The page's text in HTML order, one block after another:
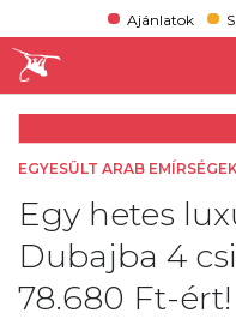
Ajánlatok
EGYESÜLT ARAB EMÍRSÉGEK
Egy hetes
Dubajba 4
78.680 Ft-ért!